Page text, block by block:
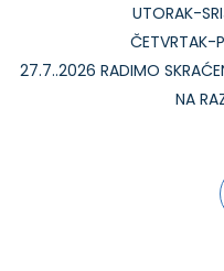
UTORAK-
ČETVRTAK-
27.7..2026 RADIMO
NA